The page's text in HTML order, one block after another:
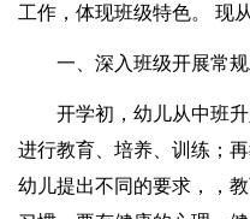
工作，体现班级特色。 现
一、深入班级开展常
开学初，幼儿从中班
进行教育、培养、训练；
幼儿提出不同的要求，，